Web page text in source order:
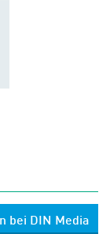
bei DIN Media